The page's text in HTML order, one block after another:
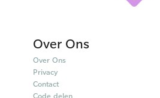
Over Ons
Over Ons
Privacy
Contact
Code delen